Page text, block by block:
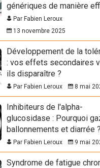
génériques de manière
Par Fabien Leroux
13 novembre 2025
Développement de la
: vos effets secondaires
ils disparaître ?
Par Fabien Leroux 8 mai
Inhibiteurs de l'alpha-
glucosidase : Pourquoi
ballonnements et diarrée ?
Par Fabien Leroux 9 mai
Syndrome de fatigue